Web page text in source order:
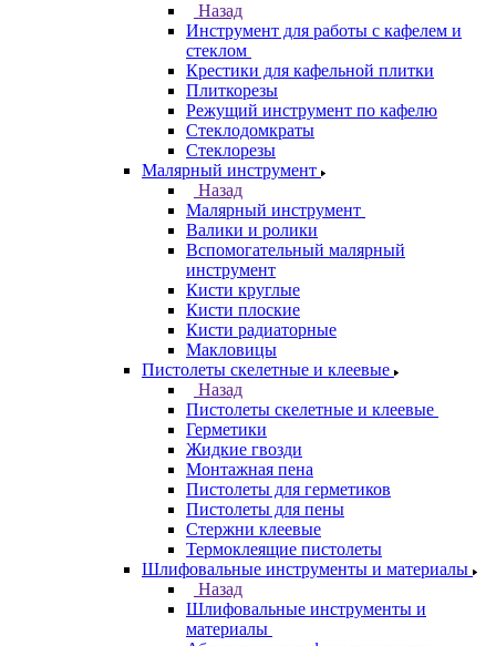
Назад
Инструмент для работы с кафелем и
стеклом
Крестики для кафельной плитки
Плиткорезы
Режущий инструмент по кафелю
Стеклодомкраты
Стеклорезы
Малярный инструмент
Назад
Малярный инструмент
Валики и ролики
Вспомогательный малярный
инструмент
Кисти круглые
Кисти плоские
Кисти радиаторные
Макловицы
Пистолеты скелетные и клеевые
Назад
Пистолеты скелетные и клеевые
Герметики
Жидкие гвозди
Монтажная пена
Пистолеты для герметиков
Пистолеты для пены
Стержни клеевые
Термоклеящие пистолеты
Шлифовальные инструменты и материалы
Назад
Шлифовальные инструменты и
материалы